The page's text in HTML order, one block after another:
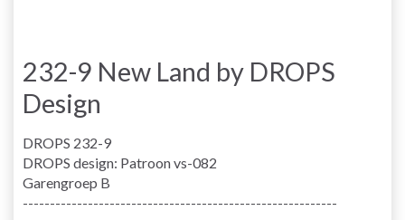
232-9 New Land by DROPS
Design
DROPS 232-9
DROPS design: Patroon vs-082
Garengroep B
----------------------------------------------------------